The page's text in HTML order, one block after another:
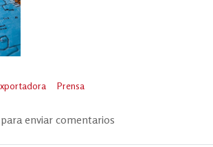
Prensa
para enviar comentarios